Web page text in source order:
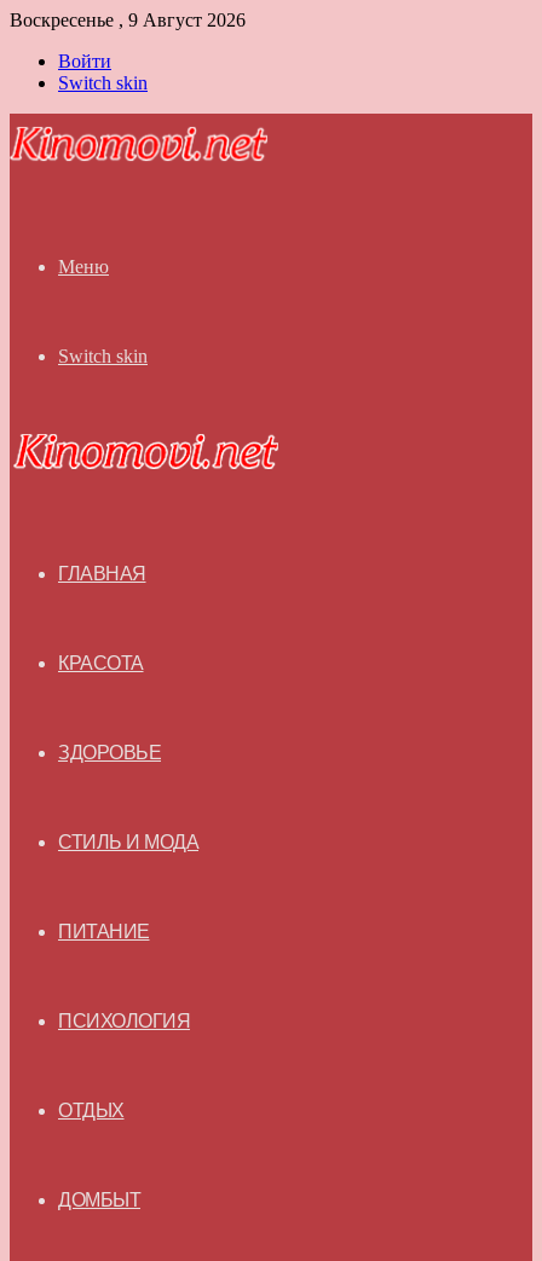
Воскресенье , 9 Август 2026
Войти
Switch skin
Меню
Switch skin
ГЛАВНАЯ
КРАСОТА
ЗДОРОВЬЕ
СТИЛЬ И МОДА
ПИТАНИЕ
ПСИХОЛОГИЯ
ОТДЫХ
ДОМБЫТ